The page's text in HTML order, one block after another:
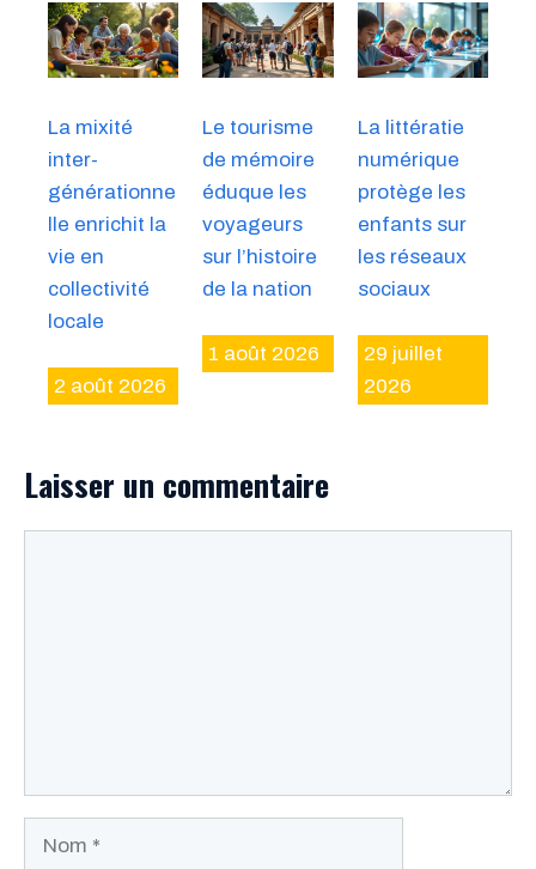
La mixité
inter-
générationne
lle enrichit la
vie en
collectivité
locale
2 août 2026
Le tourisme
de mémoire
éduque les
voyageurs
sur l’histoire
de la nation
1 août 2026
La littératie
numérique
protège les
enfants sur
les réseaux
sociaux
29 juillet
2026
Laisser un commentaire